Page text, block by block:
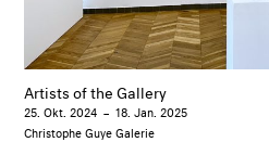
Artists of the Gallery
25. Okt. 2024 –18. Jan. 2025
Christophe Guye Galerie